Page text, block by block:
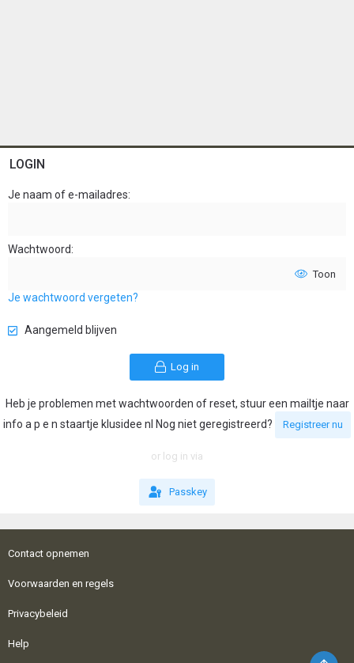
LOGIN
Je naam of e-mailadres
Wachtwoord
Toon
Je wachtwoord vergeten?
Aangemeld blijven
Log in
Heb je problemen met wachtwoorden of reset, stuur een mailtje naar
info a p e n staartje klusidee nl Nog niet geregistreerd?
Registreer nu
or log in via
Passkey
Contact opnemen
Voorwaarden en regels
Privacybeleid
Help